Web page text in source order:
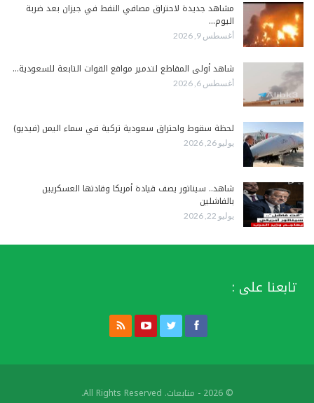
مشاهد جديدة لاحتراق مصافي النفط في جيزان بعد ضربة
اليوم…
أغسطس 9, 2026
شاهد أولى المقاطع لتدمير مواقع القوات التابعة للسعودية…
أغسطس 6, 2026
لحظة سقوط واحتراق سعودية تركية في سماء اليمن (فيديو)
يوليو 26, 2026
شاهد.. سيناتور يصف قيادة أمريكا وقادتها العسكريين
بالفاشلين
يوليو 22, 2026
تابعنا على :
© 2026 - متابعات. All Rights Reserved.